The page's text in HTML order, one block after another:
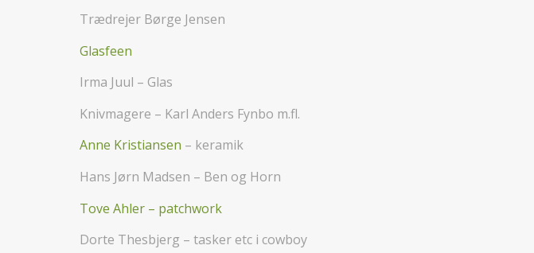
Trædrejer Børge Jensen
Glasfeen
Irma Juul – Glas
Knivmagere – Karl Anders Fynbo m.fl.
Anne Kristiansen – keramik
Hans Jørn Madsen – Ben og Horn
Tove Ahler – patchwork
Dorte Thesbjerg – tasker etc i cowboy